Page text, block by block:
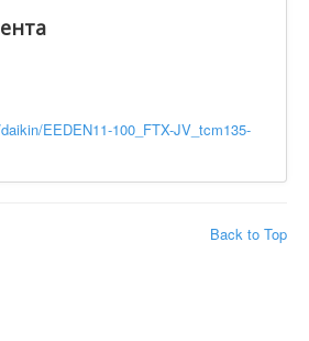
EEDEN11-100_FTX-JV_tcm135-
Back to Top